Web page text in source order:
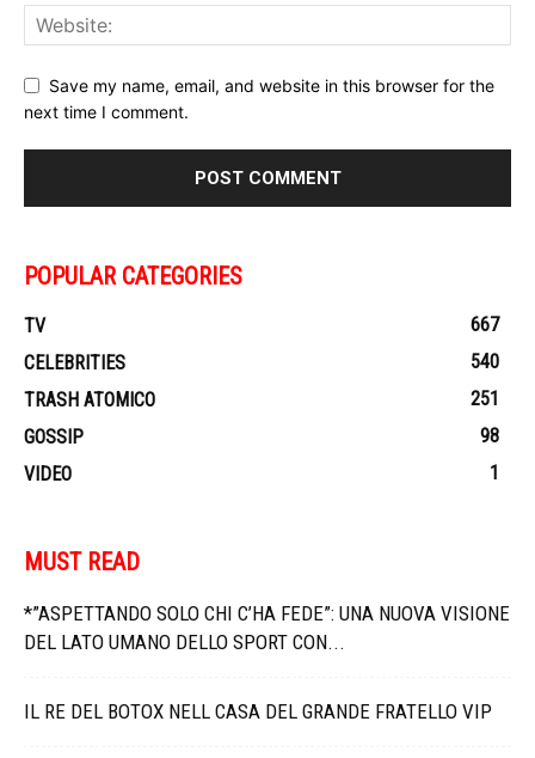
Save my name, email, and website in this browser for the
next time I comment.
POPULAR CATEGORIES
TV
667
CELEBRITIES
540
TRASH ATOMICO
251
GOSSIP
98
VIDEO
1
MUST READ
*”ASPETTANDO SOLO CHI C’HA FEDE”: UNA NUOVA VISIONE
DEL LATO UMANO DELLO SPORT CON...
IL RE DEL BOTOX NELL CASA DEL GRANDE FRATELLO VIP